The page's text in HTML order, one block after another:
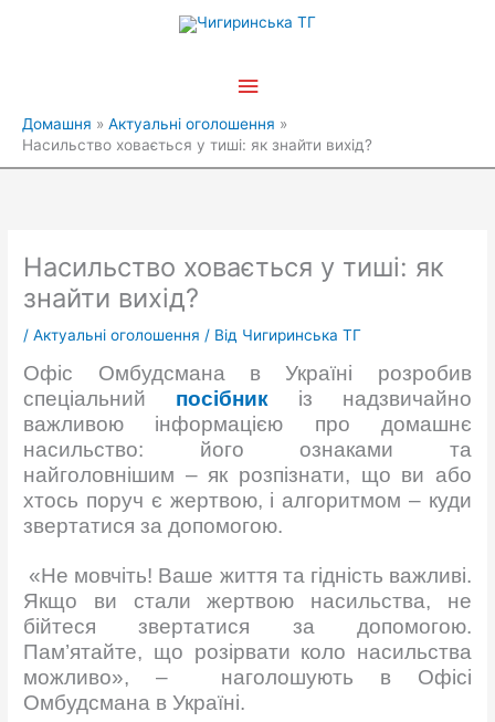
Головне
Домашня
Актуальні оголошення
Насильство ховається у тиші: як знайти вихід?
Насильство ховається у тиші: як
знайти вихід?
/Актуальні оголошення / Від Чигиринська ТГ
Офіс Омбудсмана в Україні розробив
спеціальний посібник із надзвичайно
важливою інформацією про домашнє
насильство: його ознаками та
найголовнішим – як розпізнати, що ви або
хтось поруч є жертвою, і алгоритмом – куди
звертатися за допомогою.
«Не мовчіть! Ваше життя та гідність важливі.
Якщо ви стали жертвою насильства, не
бійтеся звертатися за допомогою.
Пам’ятайте, що розірвати коло насильства
можливо», – наголошують в Офісі
Омбудсмана в Україні.